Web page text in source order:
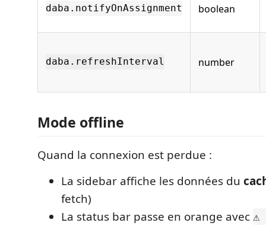
daba.notifyOnAssignment boolean
daba.refreshInterval number
Mode offline
Quand la connexion est perdue :
La sidebar affiche les données du
fetch)
La status bar passe en orange avec ⚠